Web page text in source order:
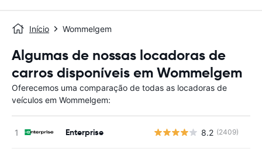
Início Wommelgem
Algumas de nossas locadoras de
carros disponíveis em Wommelgem
Oferecemos uma comparação de todas as locadoras de
veículos em Wommelgem:
Enterprise 8.2 (2409)